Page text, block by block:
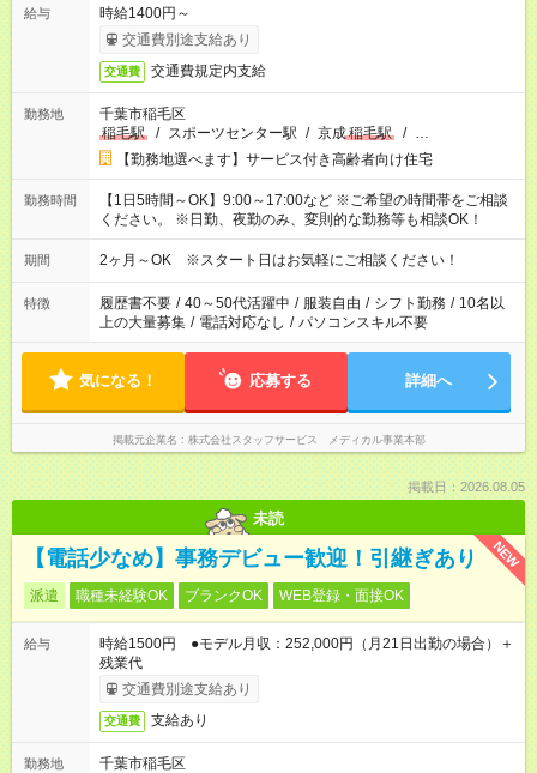
給与
時給1400円～
交通費別途支給あり
交通費 交通費規定内支給
勤務地
千葉市稲毛区
稲毛駅
/ スポーツセンター駅 / 京成稲毛駅 / …
【勤務地選べます】サービス付き高齢者向け住宅
勤務時間
【1日5時間～OK】9:00～17:00など ※ご希望の時間帯をご相談
ください。 ※日勤、夜勤のみ、変則的な勤務等も相談OK！
期間 2ヶ月～OK ※スタート日はお気軽にご相談ください！
特徴 履歴書不要 / 40～50代活躍中 / 服装自由 / シフト勤務 / 10名以
上の大量募集 / 電話対応なし / パソコンスキル不要
気になる！ 応募する 詳細へ
掲載元企業名 株式会社スタッフサービス メディカル事業本部
掲載日：2026.08.05
未読
NEW
【電話少なめ】事務デビュー歓迎！引継ぎあり
派遣 職種未経験OK ブランクOK WEB登録・面接OK
給与
時給1500円 ●モデル月収：252,000円（月21日出勤の場合）＋
残業代
交通費別途支給あり
交通費 支給あり
勤務地 千葉市稲毛区